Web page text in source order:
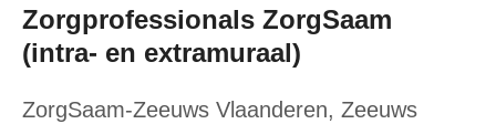
Zorgprofessionals ZorgSaam
(intra- en extramuraal)
ZorgSaam-Zeeuws Vlaanderen, Zeeuws